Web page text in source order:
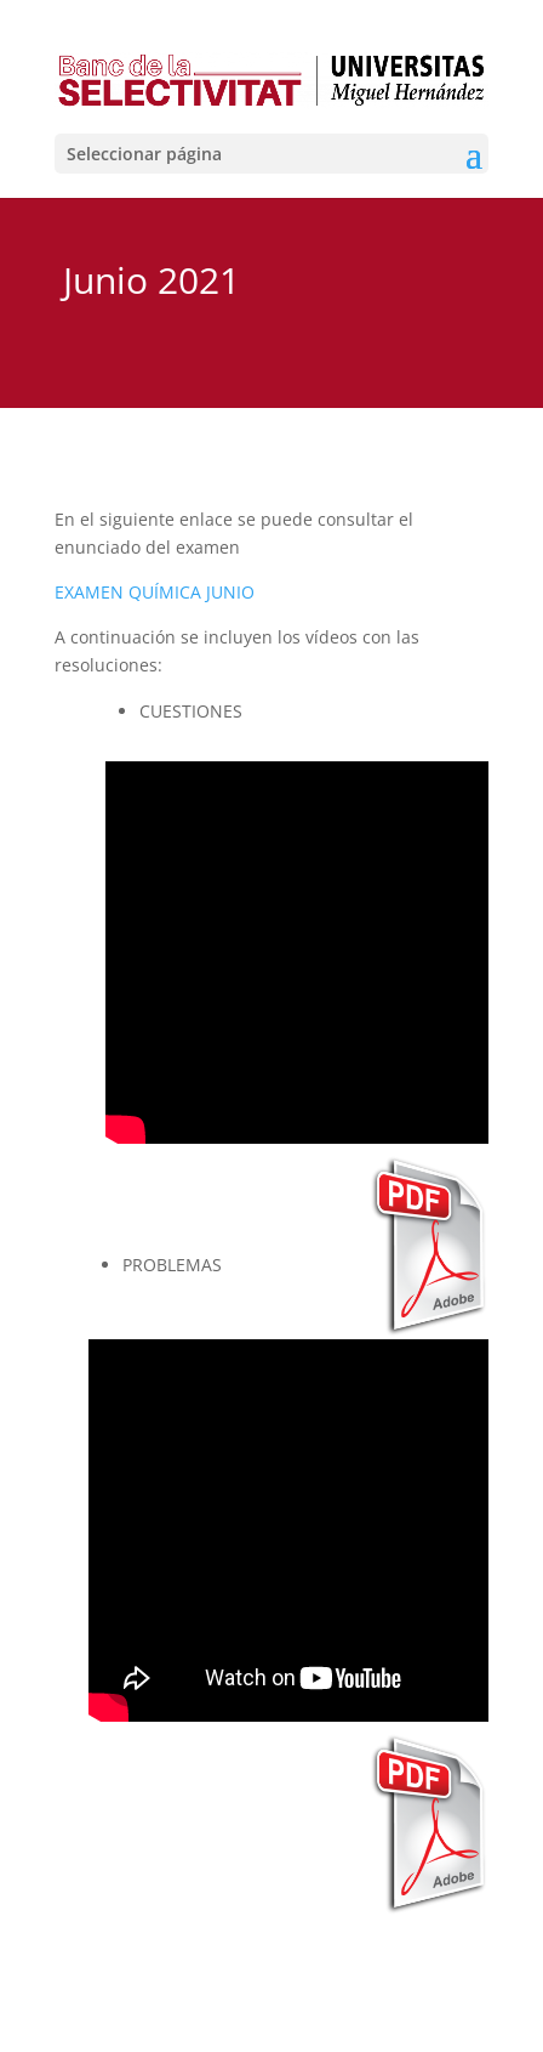
Seleccionar página
Junio 2021
En el siguiente enlace se puede consultar el
enunciado del examen
EXAMEN QUÍMICA JUNIO
A continuación se incluyen los vídeos con las
resoluciones:
CUESTIONES
PROBLEMAS